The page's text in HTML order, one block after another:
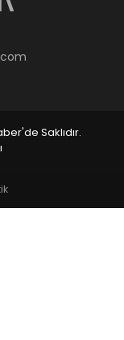
Saklıdır.